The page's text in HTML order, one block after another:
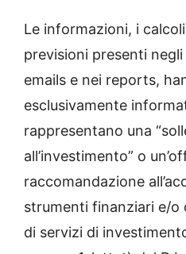
Le informazioni, i
previsioni presenti
emails e nei reports,
esclusivamente
rappresentano una
all’investimento” o
raccomandazione
strumenti finanziari e/o
di servizi di